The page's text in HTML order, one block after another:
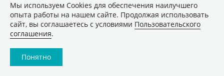
Мы используем Сookies для обеспечения наилучшего
опыта работы на нашем сайте. Продолжая использовать
сайт, вы соглашаетесь с условиями Пользовательского
соглашения.
Понятно